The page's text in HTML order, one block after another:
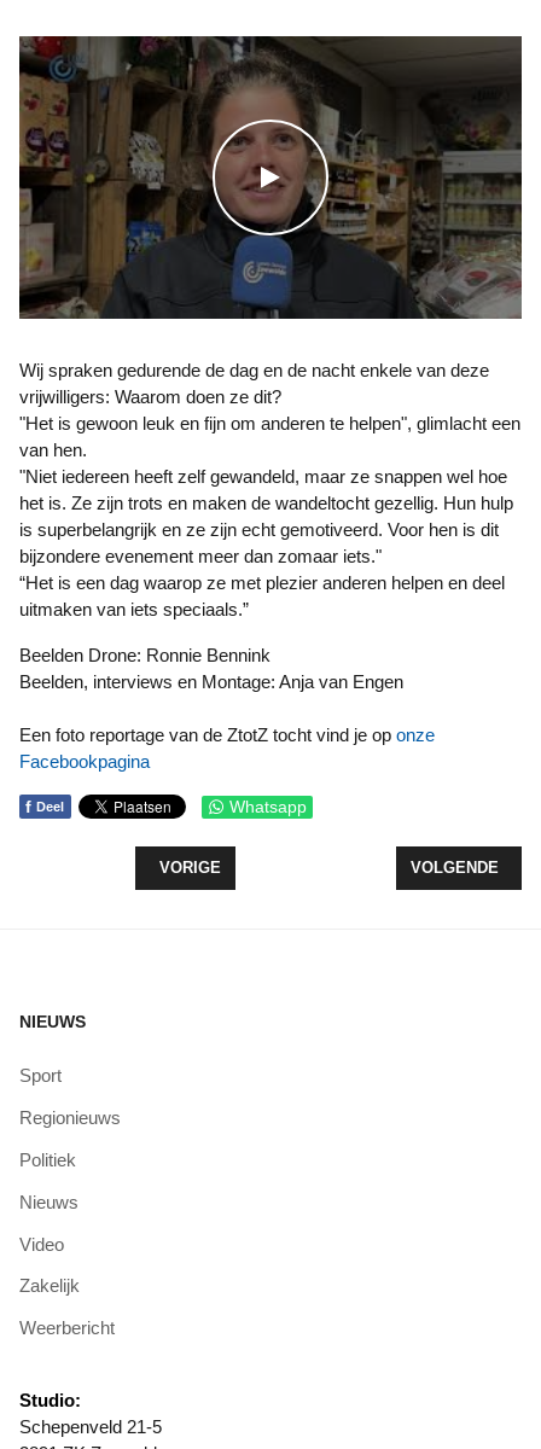
WATCH THE VIDEO
Wij spraken gedurende de dag en de nacht enkele van deze
vrijwilligers: Waarom doen ze dit?
"Het is gewoon leuk en fijn om anderen te helpen", glimlacht een
van hen.
"Niet iedereen heeft zelf gewandeld, maar ze snappen wel hoe
het is. Ze zijn trots en maken de wandeltocht gezellig. Hun hulp
is superbelangrijk en ze zijn echt gemotiveerd. Voor hen is dit
bijzondere evenement meer dan zomaar iets."
“Het is een dag waarop ze met plezier anderen helpen en deel
uitmaken van iets speciaals.”
Beelden Drone: Ronnie Bennink
Beelden, interviews en Montage: Anja van Engen
Een foto reportage van de ZtotZ tocht vind je op onze
Facebookpagina
f Deel Whatsapp
VORIG ARTIKEL: VERHALENCAFE MET KOFFIE
VORIGE VOLGENDE
VOLGENDE
NIEUWS
Sport
Regionieuws
Politiek
Nieuws
Video
Zakelijk
Weerbericht
Studio:
Schepenveld 21-5